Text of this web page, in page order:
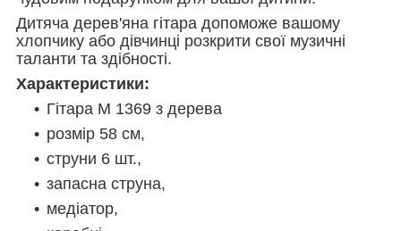
Дитяча дерев'яна гітара допоможе вашому
хлопчику або дівчинці розкрити свої музичні
таланти та здібності.
Характеристики:
Гітара M 1369 з дерева
розмір 58 см,
струни 6 шт.,
запасна струна,
медіатор,